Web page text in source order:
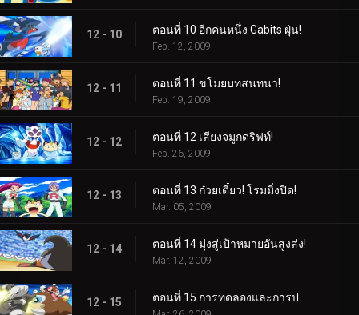
12 - 10 ตอนที่ 10 อีกคนหนึ่ง Gabits ฝุ่น!
Feb. 12, 2009
12 - 11 ตอนที่ 11 ขโมยบทสนทนา!
Feb. 19, 2009
12 - 12 ตอนที่ 12 เสียงจมูกดริฟท์!
Feb. 26, 2009
12 - 13 ตอนที่ 13 ก๋วยเตี๋ยว! โรมมิ่งปิด!
Mar. 05, 2009
12 - 14 ตอนที่ 14 มุ่งสู่เป้าหมายอันสูงส่ง!
Mar. 12, 2009
12 - 15